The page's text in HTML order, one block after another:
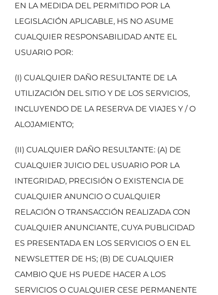
EN LA MEDIDA DEL PERMITIDO POR LA
LEGISLACIÓN APLICABLE, HS NO ASUME
CUALQUIER RESPONSABILIDAD ANTE EL
USUARIO POR:
(I) CUALQUIER DAÑO RESULTANTE DE LA
UTILIZACIÓN DEL SITIO Y DE LOS SERVICIOS,
INCLUYENDO DE LA RESERVA DE VIAJES Y / O
ALOJAMIENTO;
(II) CUALQUIER DAÑO RESULTANTE: (A) DE
CUALQUIER JUICIO DEL USUARIO POR LA
INTEGRIDAD, PRECISIÓN O EXISTENCIA DE
CUALQUIER ANUNCIO O CUALQUIER
RELACIÓN O TRANSACCIÓN REALIZADA CON
CUALQUIER ANUNCIANTE, CUYA PUBLICIDAD
ES PRESENTADA EN LOS SERVICIOS O EN EL
NEWSLETTER DE HS; (B) DE CUALQUIER
CAMBIO QUE HS PUEDE HACER A LOS
SERVICIOS O CUALQUIER CESE PERMANENTE